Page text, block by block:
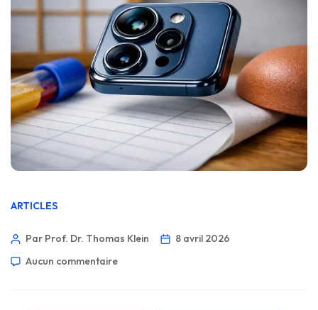
ARTICLES
Par Prof. Dr. Thomas Klein
8 avril 2026
Aucun commentaire